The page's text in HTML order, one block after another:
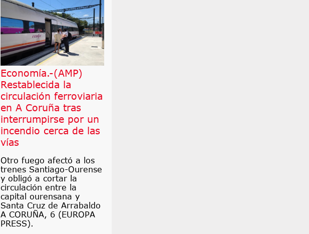
Economía.-(AMP)
Restablecida la
circulación ferroviaria
en A Coruña tras
interrumpirse por un
incendio cerca de las
vías
Otro fuego afectó a los
trenes Santiago-Ourense
y obligó a cortar la
circulación entre la
capital ourensana y
Santa Cruz de Arrabaldo
A CORUÑA, 6 (EUROPA
PRESS).